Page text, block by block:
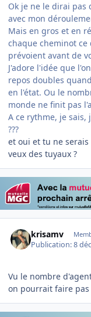
Ok je ne le dirai pas
avec mon
Mais en gros et en
chaque cheminot
prévoient avant de
J'adore l'idée que
repos doubles
en l'état. Ou le
monde ne finit pas
A ce rythme, je
???
et oui et tu ne
veux des tuyaux ?
krisamv
Publication:8
Vu le nombre
on pourrait faire